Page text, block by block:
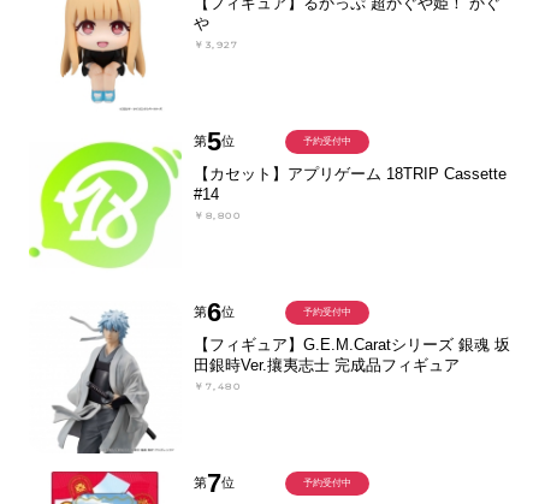
や
￥3,927
第5位
【カセット】アプリゲーム 18TRIP Cassette
#14
￥8,800
予約受付中
第6位
【フィギュア】G.E.M.Caratシリーズ 銀魂 坂
田銀時Ver.攘夷志士 完成品フィギュア
￥7,480
予約受付中
第7位 予約受付中